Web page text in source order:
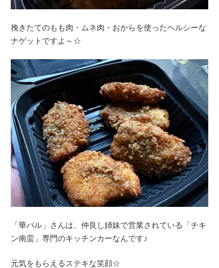
挽きたてのもも肉・ムネ肉・おからを使ったヘルシーな
ナゲットですよ～☆
「華バル」さんは、仲良し姉妹で営業されている「チキ
ン南蛮」専門のキッチンカーなんです♪
元気をもらえるステキな笑顔☆